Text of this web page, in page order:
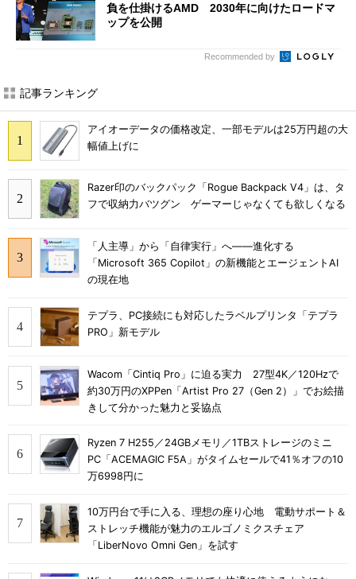
負を仕掛けるAMD 2030年に向けたロードマ
ップを公開
Recommended by
記事ランキング
アイオーデータの価格改定、一部モデルは25万円超の大
幅値上げに
Razer印のバックパック「Rogue Backpack V4」は、タ
フで収納力バツグン ゲーマーじゃなくても欲しくなる
「人主導」から「自律実行」へ――進化する
「Microsoft 365 Copilot」の新機能とエージェントAI
の現在地
テプラ、PC接続にも対応したラベルプリンタ「テプラ
PRO」新モデル
Wacom「Cintiq Pro」に迫る実力 27型4K／120Hzで
約30万円のXPPen「Artist Pro 27（Gen 2）」でお絵描
きして分かった魅力と妥協点
Ryzen 7 H255／24GBメモリ／1TBストレージのミニ
PC「ACEMAGIC F5A」がタイムセールで41％オフの10
万6998円に
10万円台で手に入る、理想の座り心地 電動サポート＆
ストレッチ機能が魅力のエルゴノミクスチェア
「LiberNovo Omni Gen」を試す